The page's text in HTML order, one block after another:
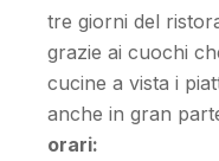
tre giorni del
grazie ai cuochi
cucine a vista i
anche in gran
orari: